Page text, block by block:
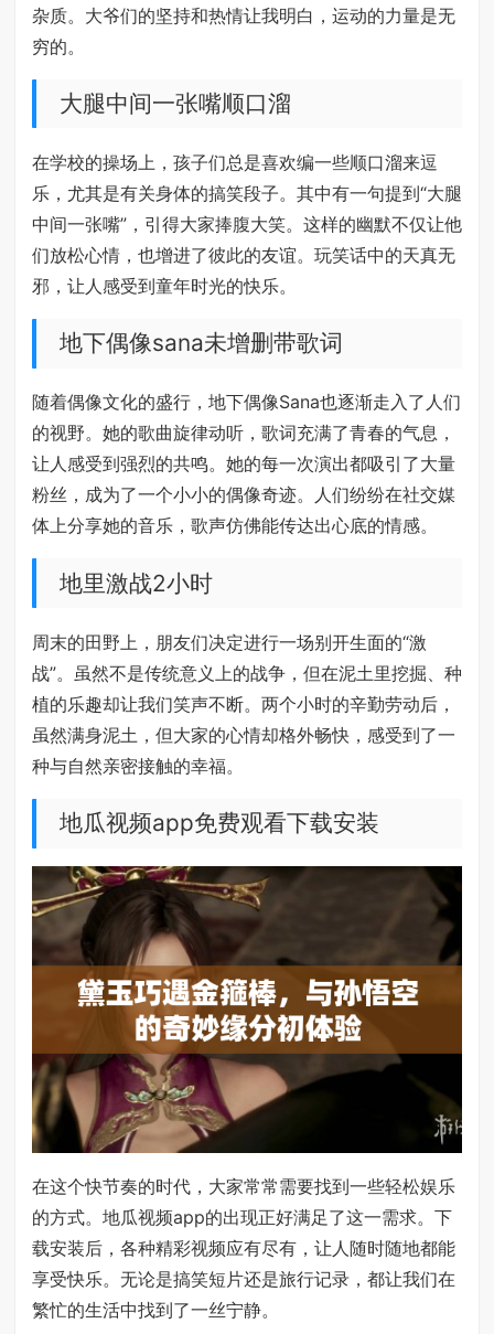
杂质。大爷们的坚持和热情让我明白，运动的力量是无
穷的。
大腿中间一张嘴顺口溜
在学校的操场上，孩子们总是喜欢编一些顺口溜来逗
乐，尤其是有关身体的搞笑段子。其中有一句提到“大腿
中间一张嘴”，引得大家捧腹大笑。这样的幽默不仅让他
们放松心情，也增进了彼此的友谊。玩笑话中的天真无
邪，让人感受到童年时光的快乐。
地下偶像sana未增删带歌词
随着偶像文化的盛行，地下偶像Sana也逐渐走入了人们
的视野。她的歌曲旋律动听，歌词充满了青春的气息，
让人感受到强烈的共鸣。她的每一次演出都吸引了大量
粉丝，成为了一个小小的偶像奇迹。人们纷纷在社交媒
体上分享她的音乐，歌声仿佛能传达出心底的情感。
地里激战2小时
周末的田野上，朋友们决定进行一场别开生面的“激
战”。虽然不是传统意义上的战争，但在泥土里挖掘、种
植的乐趣却让我们笑声不断。两个小时的辛勤劳动后，
虽然满身泥土，但大家的心情却格外畅快，感受到了一
种与自然亲密接触的幸福。
地瓜视频app免费观看下载安装
在这个快节奏的时代，大家常常需要找到一些轻松娱乐
的方式。地瓜视频app的出现正好满足了这一需求。下
载安装后，各种精彩视频应有尽有，让人随时随地都能
享受快乐。无论是搞笑短片还是旅行记录，都让我们在
繁忙的生活中找到了一丝宁静。